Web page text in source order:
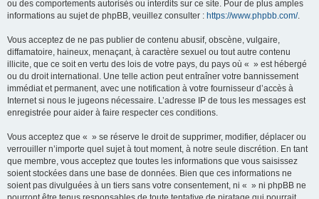
ou des comportements autorisés ou interdits sur ce site. Pour de plus amples
informations au sujet de phpBB, veuillez consulter : https://www.phpbb.com/.
Vous acceptez de ne pas publier de contenu abusif, obscène, vulgaire,
diffamatoire, haineux, menaçant, à caractère sexuel ou tout autre contenu
illicite, que ce soit en vertu des lois de votre pays, du pays où « » est hébergé
ou du droit international. Une telle action peut entraîner votre bannissement
immédiat et permanent, avec une notification à votre fournisseur d’accès à
Internet si nous le jugeons nécessaire. L’adresse IP de tous les messages est
enregistrée pour aider à faire respecter ces conditions.
Vous acceptez que « » se réserve le droit de supprimer, modifier, déplacer ou
verrouiller n’importe quel sujet à tout moment, à notre seule discrétion. En tant
que membre, vous acceptez que toutes les informations que vous saisissez
soient stockées dans une base de données. Bien que ces informations ne
soient pas divulguées à un tiers sans votre consentement, ni « » ni phpBB ne